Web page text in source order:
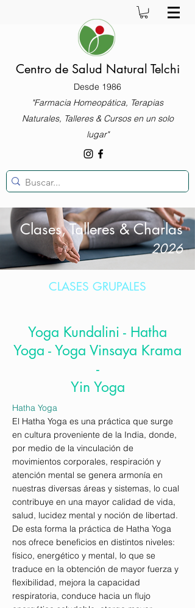
Centro de Salud Natural Telchi
Desde 1986
"Farmacia Homeopática, Terapias
Naturales, Talleres & Cursos en un solo
lugar"
Clases, Talleres & Charlas
2026
CLASES GRUPALES
Yoga Kundalini - Hatha
Yoga - Yoga Vinsaya Krama
-
Yin Yoga
Hatha Yoga
El Hatha Yoga es una práctica que surge
en cultura proveniente de la India, donde,
por medio de la vinculación de
movimientos corporales, respiración y
atención mental se genera armonía en
nuestras diversas áreas y sistemas, lo cual
contribuye en una mayor calidad de vida,
salud, lucidez mental y noción de libertad.
De esta forma la práctica de Hatha Yoga
nos ofrece beneficios en distintos niveles:
físico, energético y mental, lo que se
traduce en la obtención de mayor fuerza y
flexibilidad, mejora la capacidad
respiratoria, conduce hacia un flujo